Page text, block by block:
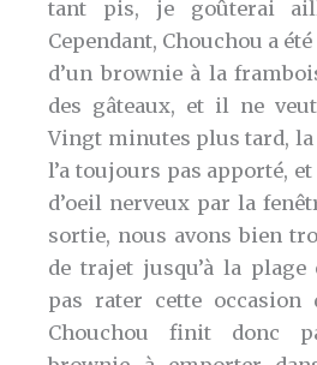
tant pis, je goûterai
Cependant, Chouchou a
d’un brownie à la
des gâteaux, et il ne
Vingt minutes plus tard, la
l’a toujours pas apporté,
d’oeil nerveux par la
sortie, nous avons bien
de trajet jusqu’à la
pas rater cette occasion
Chouchou finit donc